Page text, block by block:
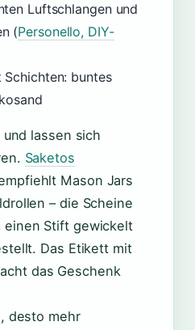
Luftschlangen und
(Personello, DIY-
Schichten: buntes
lassen sich
Saketos
Mason Jars
– die Scheine
einen Stift gewickelt
Das Etikett mit
das Geschenk
desto mehr